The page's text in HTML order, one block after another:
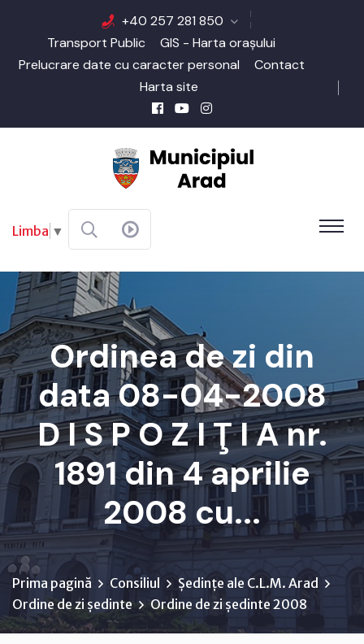
+40 257 281 850
Transport Public
GIS - Harta orașului
Prelucrare date cu caracter personal
Contact
Harta site
Limba ▼
Ordinea de zi din
data 08-04-2008
D I S P O Z I Ţ I A nr.
1891 din 4 aprilie
2008 cu...
Prima pagină Consiliul
Ședințe ale C.L.M. Arad
Ordine de zi ședinte
Ordine de zi ședinte 2008